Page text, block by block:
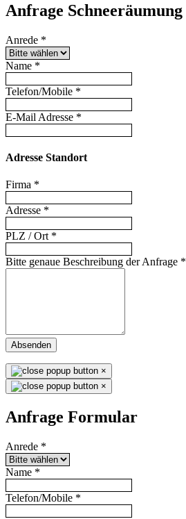
Anfrage Schneeräumung
Anrede *
Name *
Telefon/Mobile *
E-Mail Adresse *
Adresse Standort
Firma *
Adresse *
PLZ / Ort *
Bitte genaue Beschreibung der Anfrage *
Absenden
×
×
Anfrage Formular
Anrede *
Name *
Telefon/Mobile *